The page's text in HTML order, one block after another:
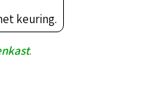
keuring.
.